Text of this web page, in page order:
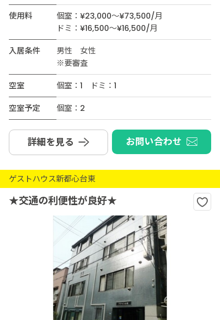
使用料
個室：¥23,000～¥73,500/月
ドミ：¥16,500～¥16,500/月
入居条件
男性 女性
※要審査
空室
個室：1 ドミ：1
空室予定
個室：2
詳細を見る お問い合わせ
ゲストハウス新都心台東
★交通の利便性が良好★